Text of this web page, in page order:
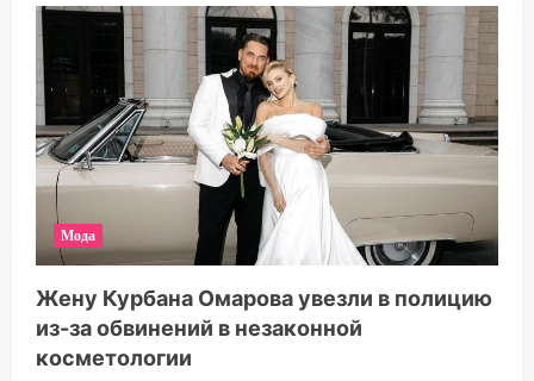
Мода
Жену Курбана Омарова увезли в полицию
из-за обвинений в незаконной
косметологии